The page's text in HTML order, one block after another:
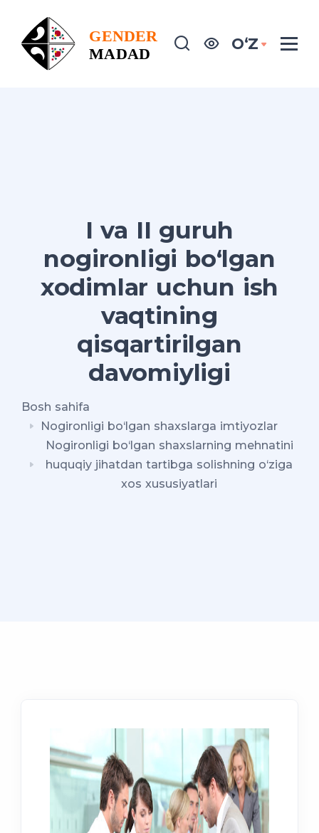
OʻZ
I va II guruh
nogironligi bo‘lgan
xodimlar uchun ish
vaqtining
qisqartirilgan
davomiyligi
Bosh sahifa
Nogironligi bo‘lgan shaxslarga imtiyozlar
Nogironligi bo‘lgan shaxslarning mehnatini
huquqiy jihatdan tartibga solishning o‘ziga
xos xususiyatlari